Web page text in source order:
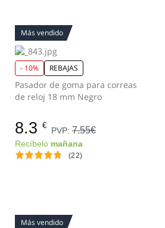
Más vendido
- 10% REBAJAS
Pasador de goma para correas
de reloj 18 mm Negro
8.3 €
PVP: 7.55€
Recíbelo mañana
(22)
Más vendido